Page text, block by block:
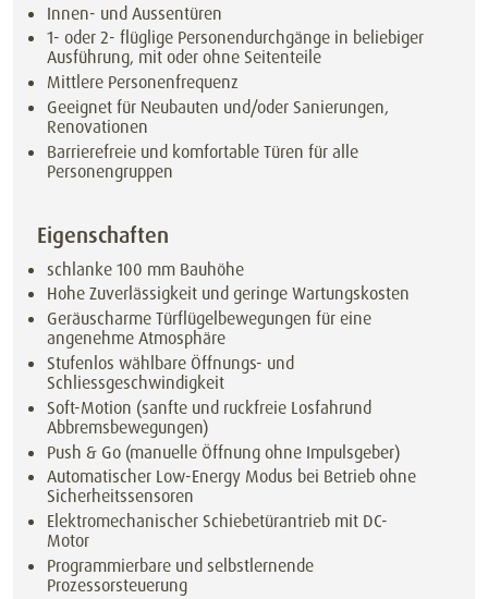
Innen- und Aussentüren
1- oder 2- flüglige Personendurchgänge in beliebiger
Ausführung, mit oder ohne Seitenteile
Mittlere Personenfrequenz
Geeignet für Neubauten und/oder Sanierungen,
Renovationen
Barrierefreie und komfortable Türen für alle
Personengruppen
Eigenschaften
schlanke 100 mm Bauhöhe
Hohe Zuverlässigkeit und geringe Wartungskosten
Geräuscharme Türflügelbewegungen für eine
angenehme Atmosphäre
Stufenlos wählbare Öffnungs- und
Schliessgeschwindigkeit
Soft-Motion (sanfte und ruckfreie Losfahrund
Abbremsbewegungen)
Push & Go (manuelle Öffnung ohne Impulsgeber)
Automatischer Low-Energy Modus bei Betrieb ohne
Sicherheitssensoren
Elektromechanischer Schiebetürantrieb mit DC-
Motor
Programmierbare und selbstlernende
Prozessorsteuerung